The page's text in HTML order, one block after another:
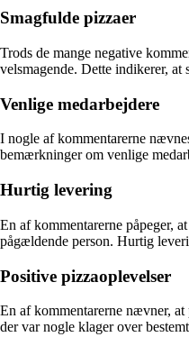
Smagfulde pizzaer
Trods de mange negative
velsmagende. Dette indikerer,
Venlige medarbejdere
I nogle af kommentarerne
bemærkninger om venlige
Hurtig levering
En af kommentarerne påpeger,
pågældende person. Hurtig
Positive pizzaoplevelser
En af kommentarerne nævner, at
der var nogle klager over